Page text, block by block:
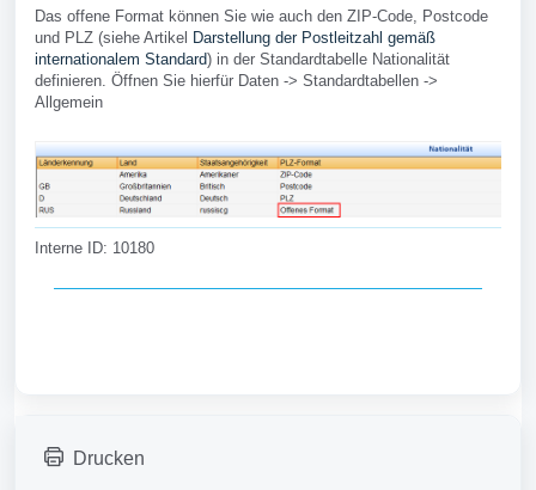
Das offene Format können Sie wie auch den ZIP-Code, Postcode
und PLZ (siehe Artikel Darstellung der Postleitzahl gemäß
internationalem Standard) in der Standardtabelle Nationalität
definieren. Öffnen Sie hierfür Daten -> Standardtabellen ->
Allgemein
Interne ID: 10180
Drucken